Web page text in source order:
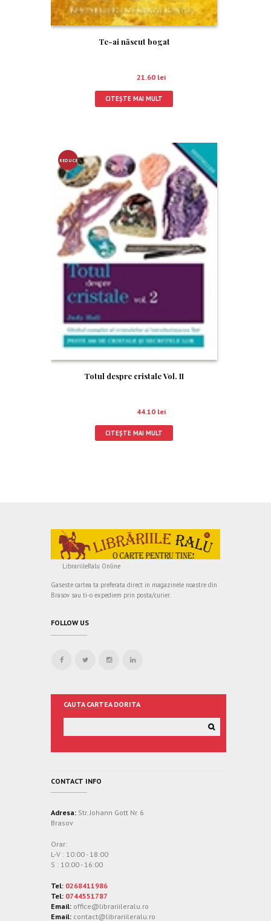
Te-ai născut bogat
21.60 lei
CITEȘTE MAI MULT
REDUCE
RE!
Totul despre cristale Vol. II
44.10 lei
CITEȘTE MAI MULT
LibrariileRalu Online
Gaseste cartea ta preferata direct in magazinele noastre din
Brasov sau ti-o expediem prin posta/curier.
FOLLOW US
CAUTA CARTEA DORITA
CONTACT INFO
Adresa: Str. Johann Gott Nr. 6
Brasov
Orar:
L-V : 10:00 - 18:00
S : 10:00 - 16:00
Tel: 0268411986
Tel: 0744551787
Email: office@librariileralu.ro
Email: contact@librariileralu.ro